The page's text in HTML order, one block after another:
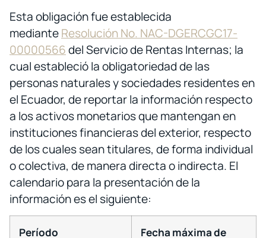
Esta obligación fue establecida
medianteResolución No. NAC-DGERCGC17-
00000566del Servicio de Rentas Internas; la
cual estableció la obligatoriedad de las
personas naturales y sociedades residentes en
el Ecuador, de reportar la información respecto
a los activos monetarios que mantengan en
instituciones financieras del exterior, respecto
de los cuales sean titulares, de forma individual
o colectiva, de manera directa o indirecta. El
calendario para la presentación de la
información es el siguiente:
Período Fecha máxima de